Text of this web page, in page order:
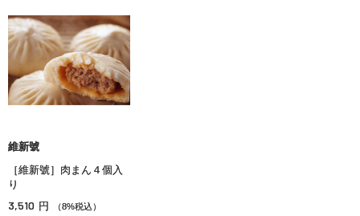
維新號
［維新號］肉まん４個入
り
3,510 円 （8%税込）